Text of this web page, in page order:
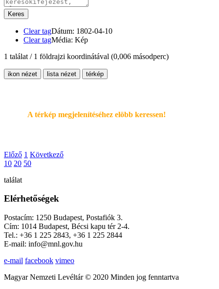
Keres
Clear tagDátum: 1802-04-10
Clear tagMédia: Kép
1 találat / 1 földrajzi koordinátával (0,006 másodperc)
ikon nézet lista nézet térkép
A térkép megjelenítéséhez elöbb keressen!
Előző 1 Következő
10 20 50
találat
Elérhetőségek
Postacím: 1250 Budapest, Postafiók 3.
Cím: 1014 Budapest, Bécsi kapu tér 2-4.
Tel.: +36 1 225 2843, +36 1 225 2844
E-mail: info@mnl.gov.hu
e-mail facebook vimeo
Magyar Nemzeti Levéltár © 2020 Minden jog fenntartva